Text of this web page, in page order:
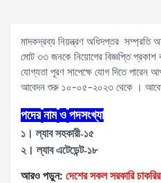
মাদকদ্রব্য নিয়ন্ত্রণ অধিদপ্তর সম্প্রতি
মোট ৩৩ জনকে নিয়োগের বিজ্ঞপ্তি
যোগ্যতা পূরণ সাপেক্ষে যোগ দিতে
আবেদন শুরু ১০-০৫-২০২৩ থেকে ।
পদের নাম ও পদসংখ্যা
১। ল্যাব সহকারী-১৫
২। ল্যাব এটেডেন্ট-১৮
আরও পড়ুন: দেশের সকল সরকারি